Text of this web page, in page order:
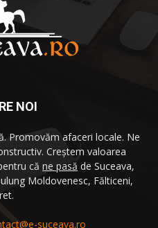
NOI
Promovăm afaceri locale. Ne
Creştem valoarea
că ne pasă de Suceava,
Moldovenesc, Fălticeni,
suceava.ro